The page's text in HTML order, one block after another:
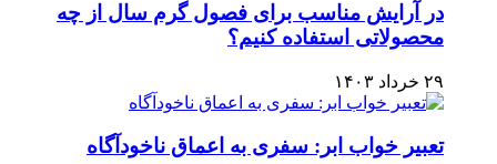
در آرایش مناسب برای فصول گرم سال از چه
محصولاتی استفاده کنیم؟
۲۹ خرداد ۱۴۰۳
تعبیر خواب ابر: سفری به اعماق ناخودآگاه